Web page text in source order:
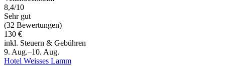
8,4/10
Sehr gut
(32 Bewertungen)
130 €
inkl. Steuern & Gebühren
9. Aug.–10. Aug.
Hotel Weisses Lamm